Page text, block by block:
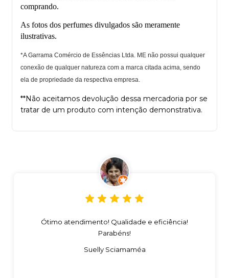
comprando.
As fotos dos perfumes divulgados são meramente
ilustrativas.
*A Garrama Comércio de Essências Ltda. ME não possui qualquer
conexão de qualquer natureza com a marca citada acima, sendo
ela de propriedade da respectiva empresa.
**Não aceitamos devolução dessa mercadoria por se
tratar de um produto com intenção demonstrativa.
Ótimo atendimento! Qualidade e eficiência!
Parabéns!
Suelly Sciamaméa